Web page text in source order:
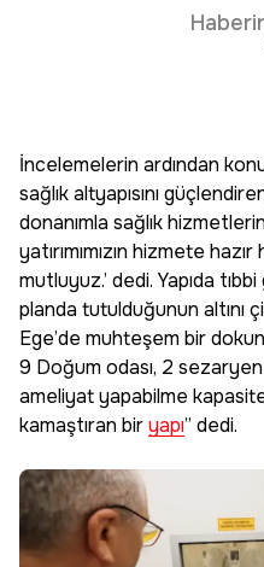
İncelemelerin ardından
sağlık altyapısını
donanımla sağlık
yatırımımızın hizmete
mutluyuz.’ dedi. Yapıda
planda tutulduğunun altını
Ege’de muhteşem bir
9 Doğum odası, 2
ameliyat yapabilme
kamaştıran biryapı” dedi.